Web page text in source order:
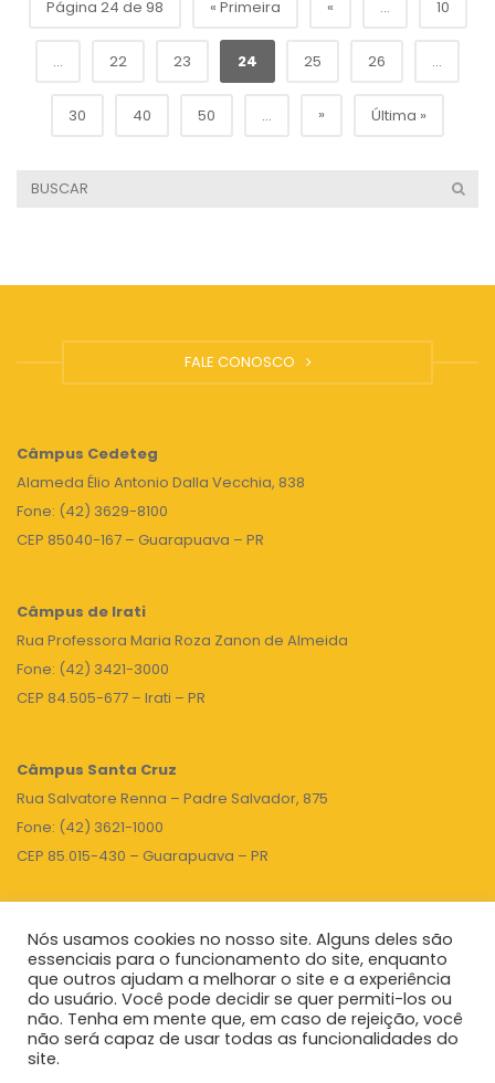
Página 24 de 98 « Primeira « ... 10
... 22 23 24 25 26 ...
30 40 50 ... » Última »
FALE CONOSCO
Câmpus Cedeteg
Alameda Élio Antonio Dalla Vecchia, 838
Fone: (42) 3629-8100
CEP 85040-167 – Guarapuava – PR
Câmpus de Irati
Rua Professora Maria Roza Zanon de Almeida
Fone: (42) 3421-3000
CEP 84.505-677 – Irati – PR
Câmpus Santa Cruz
Rua Salvatore Renna – Padre Salvador, 875
Fone: (42) 3621-1000
CEP 85.015-430 – Guarapuava – PR
TOPO
Unicentro |Governo do Paraná|Seti| Agenda do Reitor
Nós usamos cookies no nosso site. Alguns deles são
essenciais para o funcionamento do site, enquanto
que outros ajudam a melhorar o site e a experiência
do usuário. Você pode decidir se quer permiti-los ou
não. Tenha em mente que, em caso de rejeição, você
não será capaz de usar todas as funcionalidades do
site.